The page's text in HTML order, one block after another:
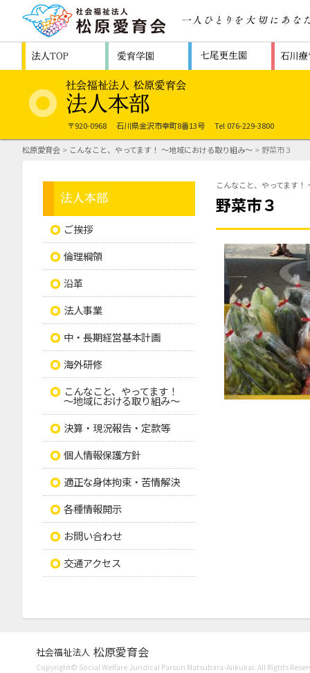
〒920-0968 石川県金沢市幸町8番13号 Tel 076-229-3800
松原愛育会 > こんなこと、やってます！ ～地域における取り組み～ > 野菜市３
こんなこと、やってます
野菜市３
ご挨拶
倫理綱領
沿革
法人事業
中・長期経営基本計画
海外研修
こんなこと、やってます！
～地域における取り組み～
決算・現況報告・定款等
個人情報保護方針
適正な身体拘束・苦情解決
各種情報開示
お問い合わせ
交通アクセス
社会福祉法人 松原愛育会
Copyright© Social Welfare Juridical Parson Matsubara-Aiikukai. All Rights